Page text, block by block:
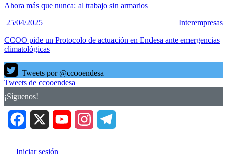
Ahora más que nunca: al trabajo sin armarios
Interempresas
25/04/2025
CCOO pide un Protocolo de actuación en Endesa ante emergencias
climatológicas
Tweets por @ccooendesa
Tweets de ccooendesa
¡Síguenos!
Facebook
XYouTube
Instagram
Iniciar sesión